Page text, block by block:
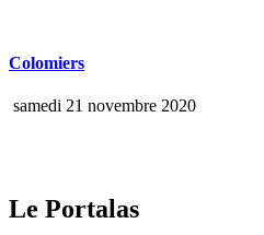
Colomiers
samedi 21 novembre 2020
Le Portalas